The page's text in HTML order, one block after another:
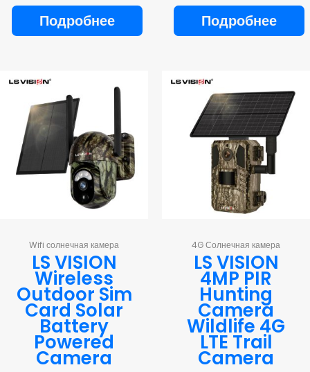
Подробнее Подробнее
Wifi солнечная камера
LS VISION
Wireless
Outdoor Sim
Card Solar
Battery
Powered
Camera
4G Солнечная камера
LS VISION
4MP PIR
Hunting
Camera
Wildlife 4G
LTE Trail
Camera